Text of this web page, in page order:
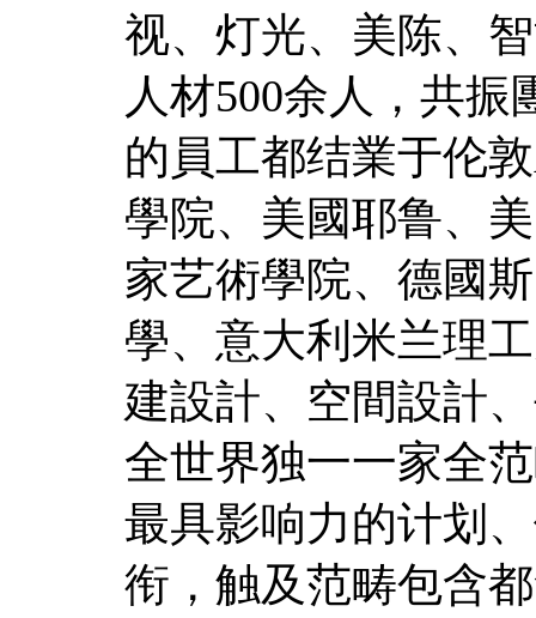
视、灯光、美陈、
人材500余人，共振
的員工都结業于伦
學院、美國耶鲁、
家艺術學院、德國
學、意大利米兰理
建設計、空間設計
全世界独一一家全
最具影响力的计划
衔，触及范畴包含